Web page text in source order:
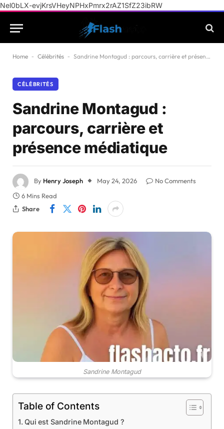
Nel0bLX-evjKrsVHeyNPHxPmrx2rAZ1SfZ23ibRW
Home - Célébrités - Sandrine Montagud : parcours, carrière et présence médiatique
CÉLÉBRITÉS
Sandrine Montagud :
parcours, carrière et
présence médiatique
By Henry Joseph May 24, 2026
No Comments
6 Mins Read
Share
Sandrine Montagud
Table of Contents
Qui est Sandrine Montagud ?